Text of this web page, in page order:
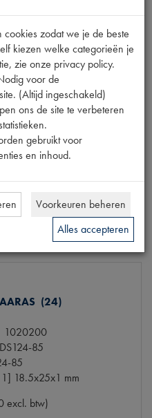
(KORT UITLAAT) (18)
/CX
N12421
| 1D5412013D |
21 | P23
excl. btw)
Bestel
(24)
1020200
DS124-85
85
18.5x25x1 mm
excl. btw)
zodat we je de beste
kiezen welke categorieën je
zie onze privacy policy.
voor de
(Altijd ingeschakeld)
ons de site te verbeteren
gebruikt voor
en inhoud.
Voorkeuren beheren
Alles accepteren